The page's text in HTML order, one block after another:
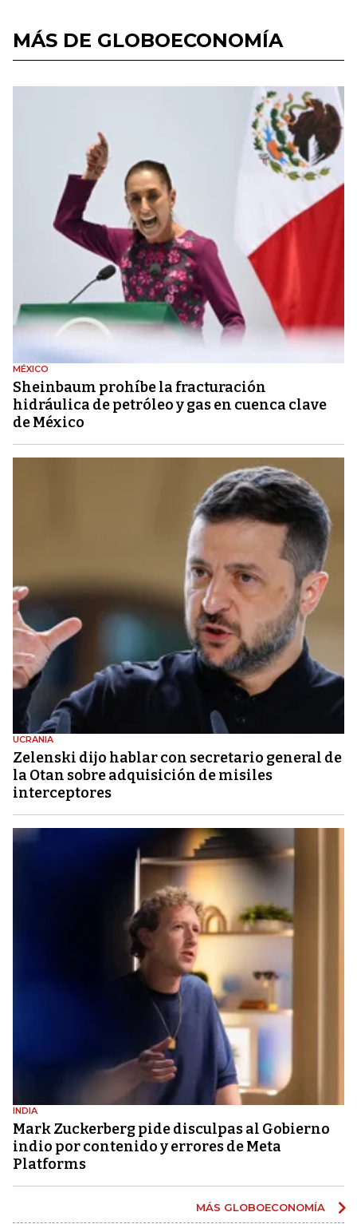
MÁS DE GLOBOECONOMÍA
MÉXICO
Sheinbaum prohíbe la fracturación
hidráulica de petróleo y gas en cuenca clave
de México
UCRANIA
Zelenski dijo hablar con secretario general de
la Otan sobre adquisición de misiles
interceptores
INDIA
Mark Zuckerberg pide disculpas al Gobierno
indio por contenido y errores de Meta
Platforms
MÁS GLOBOECONOMÍA